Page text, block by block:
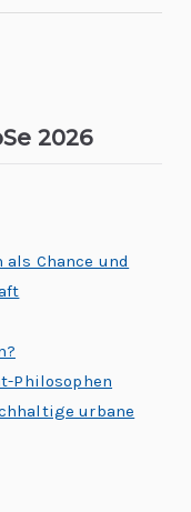
2026
Chance und
Philosophen
urbane